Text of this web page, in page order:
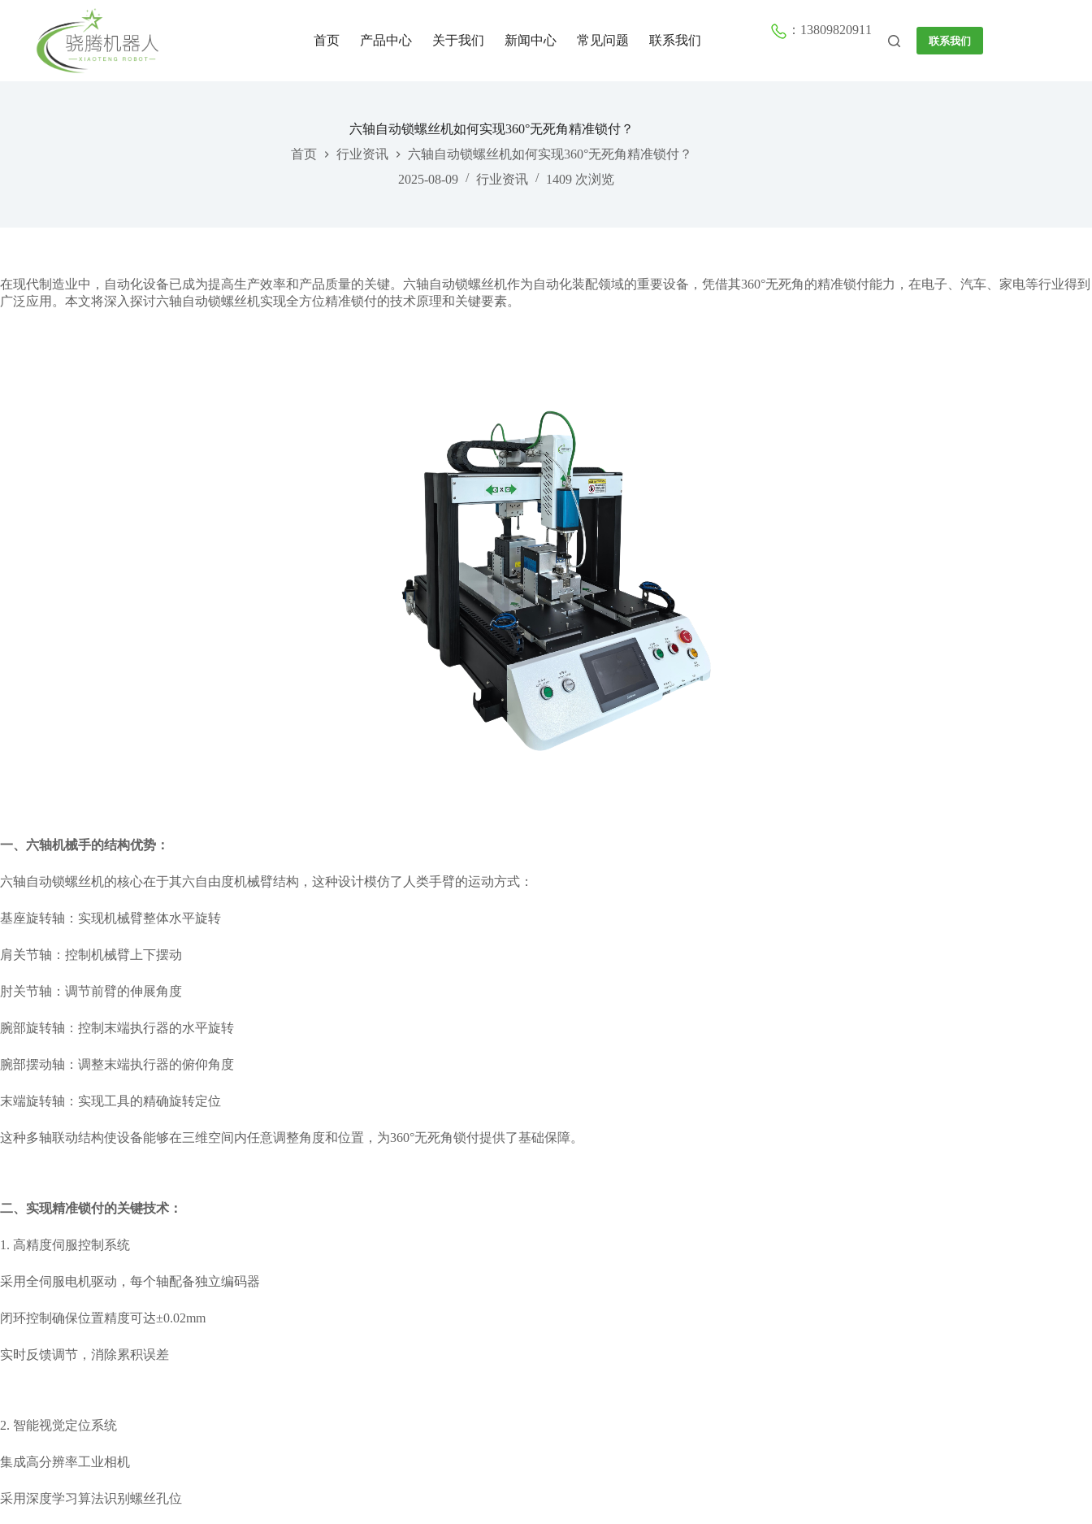
首页 产品中心 关于我们 新闻中心 常见问题 联系我们
：13809820911
联系我们
六轴自动锁螺丝机如何实现360°无死角精准锁付？
首页
行业资讯
六轴自动锁螺丝机如何实现360°无死角精准锁付？
2025-08-09
行业资讯 1409 次浏览
在现代制造业中，自动化设备已成为提高生产效率和产品质量的关键。六轴自动锁螺丝机作为自动化装配领域的重要设备，凭借其360°无死角的精准锁付能力，在电子、汽车、家电等行业得到
广泛应用。本文将深入探讨六轴自动锁螺丝机实现全方位精准锁付的技术原理和关键要素。
一、六轴机械手的结构优势：
六轴自动锁螺丝机的核心在于其六自由度机械臂结构，这种设计模仿了人类手臂的运动方式：
基座旋转轴：实现机械臂整体水平旋转
肩关节轴：控制机械臂上下摆动
肘关节轴：调节前臂的伸展角度
腕部旋转轴：控制末端执行器的水平旋转
腕部摆动轴：调整末端执行器的俯仰角度
末端旋转轴：实现工具的精确旋转定位
这种多轴联动结构使设备能够在三维空间内任意调整角度和位置，为360°无死角锁付提供了基础保障。
二、实现精准锁付的关键技术：
1. 高精度伺服控制系统
采用全伺服电机驱动，每个轴配备独立编码器
闭环控制确保位置精度可达±0.02mm
实时反馈调节，消除累积误差
2. 智能视觉定位系统
集成高分辨率工业相机
采用深度学习算法识别螺丝孔位